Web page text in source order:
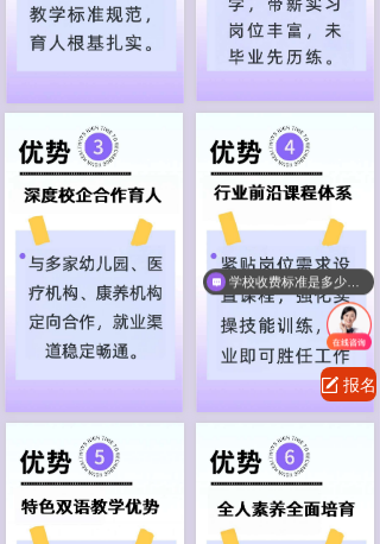
녁 报名
学校收费标准是多少？有没有奖助学金？
报名条件和流程是什么？外地学生可以报考吗？